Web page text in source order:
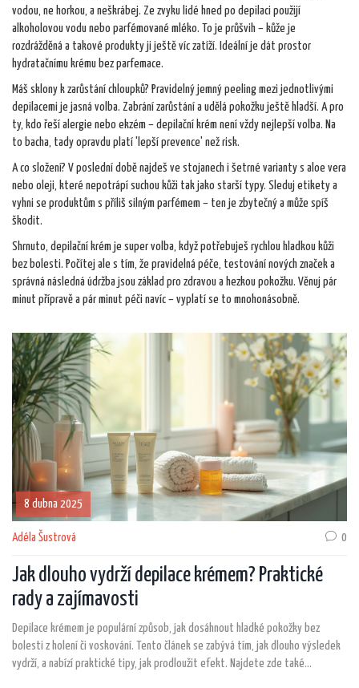
vodou, ne horkou, a neškrábej. Ze zvyku lidé hned po depilaci použijí
alkoholovou vodu nebo parfémované mléko. To je průšvih – kůže je
rozdrážděná a takové produkty ji ještě víc zatíží. Ideální je dát prostor
hydratačnímu krému bez parfemace.
Máš sklony k zarůstání chloupků? Pravidelný jemný peeling mezi jednotlivými
depilacemi je jasná volba. Zabrání zarůstání a udělá pokožku ještě hladší. A pro
ty, kdo řeší alergie nebo ekzém – depilační krém není vždy nejlepší volba. Na
to bacha, tady opravdu platí 'lepší prevence' než risk.
A co složení? V poslední době najdeš ve stojanech i šetrné varianty s aloe vera
nebo oleji, které nepotrápí suchou kůži tak jako starší typy. Sleduj etikety a
vyhni se produktům s příliš silným parfémem – ten je zbytečný a může spíš
škodit.
Shrnuto, depilační krém je super volba, když potřebuješ rychlou hladkou kůži
bez bolesti. Počítej ale s tím, že pravidelná péče, testování nových značek a
správná následná údržba jsou základ pro zdravou a hezkou pokožku. Věnuj pár
minut přípravě a pár minut péči navíc – vyplatí se to mnohonásobně.
8 dubna 2025
Adéla Šustrová 0
Jak dlouho vydrží depilace krémem? Praktické
rady a zajímavosti
Depilace krémem je populární způsob, jak dosáhnout hladké pokožky bez
bolesti z holení či voskování. Tento článek se zabývá tím, jak dlouho výsledek
vydrží, a nabízí praktické tipy, jak prodloužit efekt. Najdete zde také